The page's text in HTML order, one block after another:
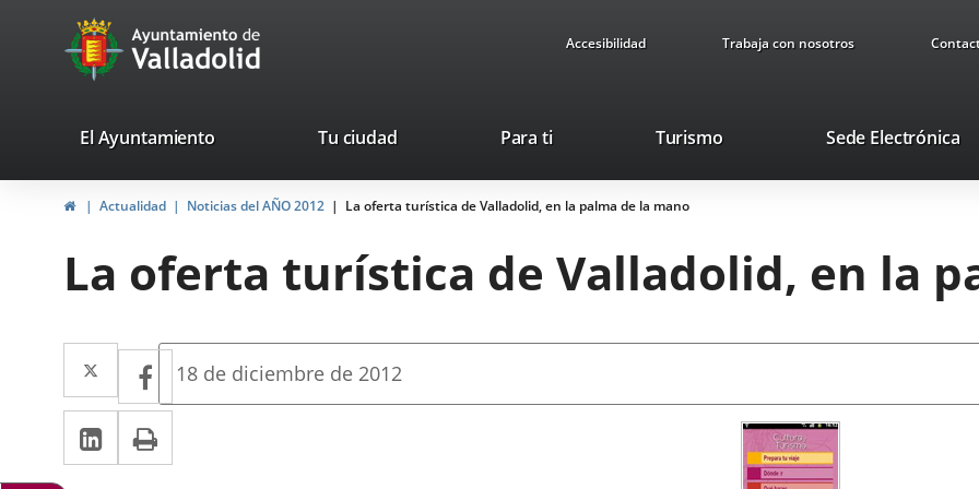
Portal
Web
Ayuntamiento
de
Accesibilidad Trabaja con nosotros
valladolid.es
El Ayuntamiento Tu ciudad Para ti TurismoEste
se
una
ventana
Sede Electrónica
InicioActualidad Noticias del AÑO 2012 La oferta turística de Valladolid, en la palma de la mano
La oferta turística de Valladolid, en la
Twitter
Enlace
a
una
aplicación
Facebook
Enlace
a
una
LinkedIn
Enlace
a
Fecha
la
18 de diciembre de 2012